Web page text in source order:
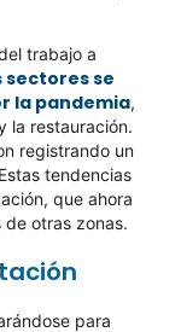
trabajo a
sectores se
la pandemia,
la restauración.
registrando un
tendencias
que ahora
otras zonas.
para